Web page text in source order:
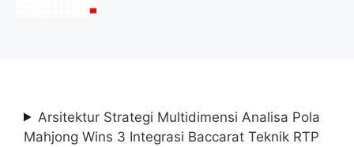
Arsitektur Strategi Multidimensi Analisa Pola
Mahjong Wins 3 Integrasi Baccarat Teknik RTP